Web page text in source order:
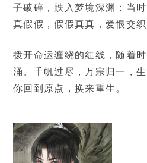
子破碎，跌入梦境深渊；当
真假假，假假真真，爱恨交织
拨开命运缠绕的红线，随着
涌。千帆过尽，万宗归一，
你回到原点，换来重生。